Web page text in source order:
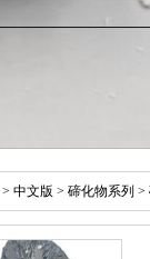
> 中文版 > 碲化物系列 >